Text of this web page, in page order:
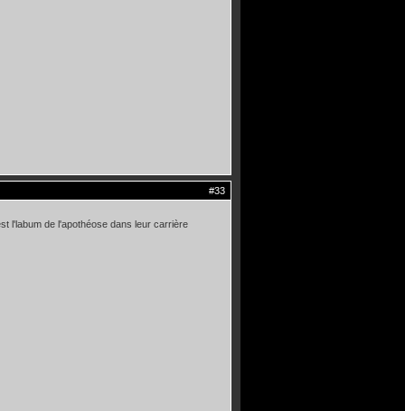
#33
l'labum de l'apothéose dans leur carrière